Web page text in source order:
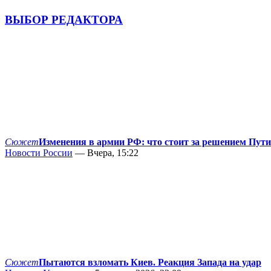
ВЫБОР РЕДАКТОРА
СюжетИзменения в армии РФ: что стоит за решением
Новости России — Вчера, 15:22
СюжетПытаются взломать Киев. Реакция Запада на удар